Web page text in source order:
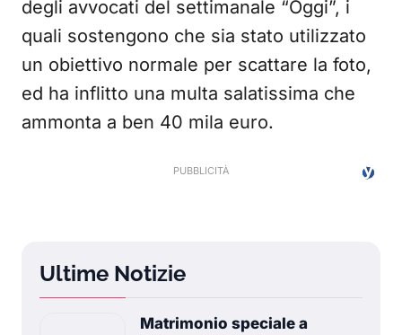
degli avvocati del settimanale “Oggi”, i
quali sostengono che sia stato utilizzato
un obiettivo normale per scattare la foto,
ed ha inflitto una multa salatissima che
ammonta a ben 40 mila euro.
Ultime Notizie
Matrimonio speciale a